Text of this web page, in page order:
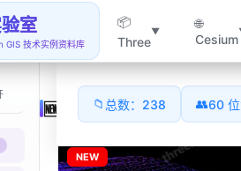
室
GIS 技术实例资料库
📦
Three
▼
🌐
Cesium
室 - Web3D 着
📁 总数：238 👥60
🆕 最新上线
NEW